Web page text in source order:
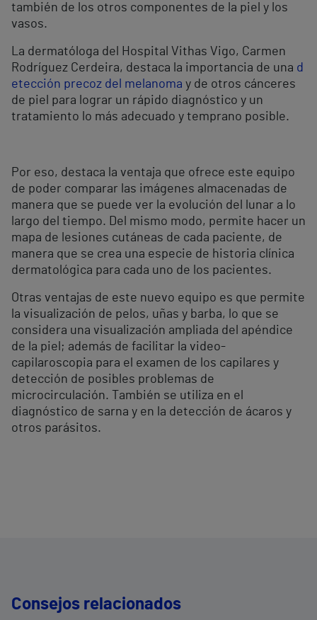
también de los otros componentes de la piel y los
vasos.
La dermatóloga del Hospital Vithas Vigo, Carmen
Rodríguez Cerdeira, destaca la importancia de una d
etección precoz del melanoma y de otros cánceres
de piel para lograr un rápido diagnóstico y un
tratamiento lo más adecuado y temprano posible.
Por eso, destaca la ventaja que ofrece este equipo
de poder comparar las imágenes almacenadas de
manera que se puede ver la evolución del lunar a lo
largo del tiempo. Del mismo modo, permite hacer un
mapa de lesiones cutáneas de cada paciente, de
manera que se crea una especie de historia clínica
dermatológica para cada uno de los pacientes.
Otras ventajas de este nuevo equipo es que permite
la visualización de pelos, uñas y barba, lo que se
considera una visualización ampliada del apéndice
de la piel; además de facilitar la video-
capilaroscopia para el examen de los capilares y
detección de posibles problemas de
microcirculación. También se utiliza en el
diagnóstico de sarna y en la detección de ácaros y
otros parásitos.
Consejos relacionados